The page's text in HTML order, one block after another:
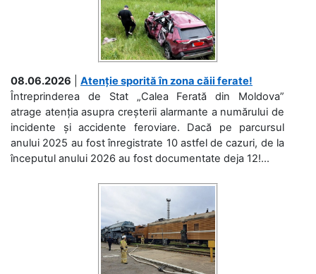
08.06.2026
Atenție sporită în zona căii ferate!
Întreprinderea de Stat „Calea Ferată din Moldova”
atrage atenția asupra creșterii alarmante a numărului de
incidente și accidente feroviare. Dacă pe parcursul
anului 2025 au fost înregistrate 10 astfel de cazuri, de la
începutul anului 2026 au fost documentate deja 12!...